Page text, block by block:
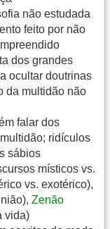
não estudada
feito por não
dos grandes
ocultar doutrinas
da multidão não
falar dos
ridículos
sábios
místicos vs.
vs. exotérico),
Zenão
vida)